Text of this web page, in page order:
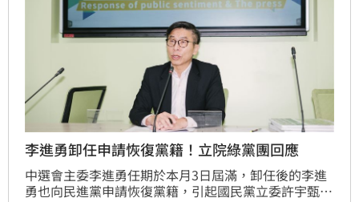
李進勇卸任申請恢復黨籍！立院綠黨團回應
中選會主委李進勇任期於本月3日屆滿，卸任後的李進
勇也向民進黨申請恢復黨籍，引起國民黨立委許宇甄批